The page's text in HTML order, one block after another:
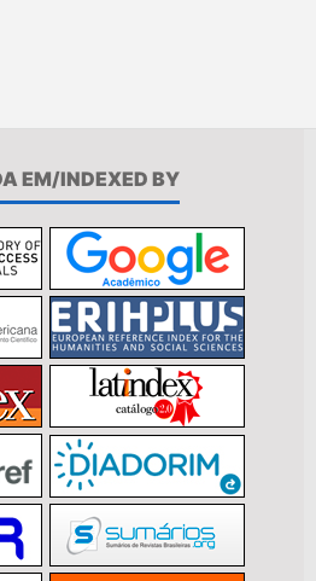
EM/INDEXED BY